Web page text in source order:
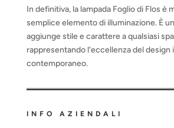
In definitiva, la lampada Foglio di Flos è
semplice elemento di illuminazione. È
aggiunge stile e carattere a qualsiasi
rappresentando l'eccellenza del design
contemporaneo.
INFO AZIENDALI